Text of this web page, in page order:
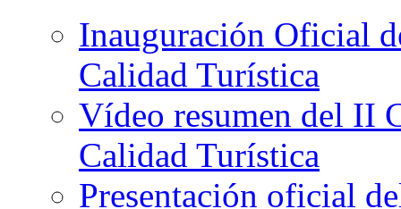
Inauguración Oficial
Calidad Turística
Vídeo resumen del II
Calidad Turística
Presentación oficial